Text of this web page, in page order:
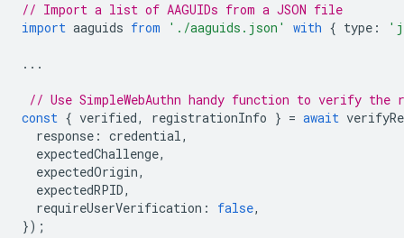
// Import a list of AAGUIDs from a JSON file
import aaguids from './aaguids.json' with { type :
...
// Use SimpleWebAuthn handy function to verify
const { verified, registrationInfo } = await
response : credential,
expectedChallenge,
expectedOrigin,
expectedRPID,
requireUserVerification : false,
});